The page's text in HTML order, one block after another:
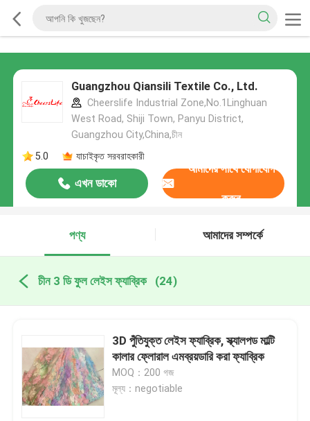
Guangzhou Qiansili Textile Co., Ltd.
Cheerslife Industrial Zone,No.1Linghuan
West Road, Shiji Town, Panyu District,
Guangzhou City,China,চীন
5.0
যাচাইকৃত সরবরাহকারী
এখন ডাকো
আমাদের সাথে যোগাযোগ
করুন
পণ্য আমাদের সম্পর্কে
চীন 3 ডি ফুল লেইস ফ্যাব্রিক (24)
3D পুঁতিযুক্ত লেইস ফ্যাব্রিক, স্ক্যালপড মাল্টি
কালার ফ্লোরাল এমব্রয়ডারি করা ফ্যাব্রিক
MOQ：200 গজ
মূল্য：negotiable